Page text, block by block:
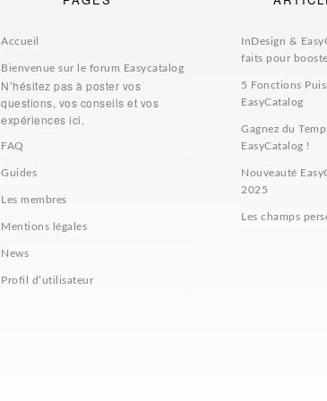
Accueil
Bienvenue sur le forum Easycatalog
N’hésitez pas à poster vos
questions, vos conseils et vos
expériences ici.
FAQ
Guides
Les membres
Mentions légales
News
Profil d’utilisateur
InDesign &
faits pour
5 Fonctions
EasyCatalog
Gagnez du
EasyCatalog !
Nouveauté
2025
Les champs